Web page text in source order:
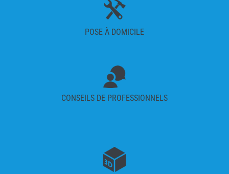
POSE À DOMICILE
CONSEILS DE PROFESSIONNELS